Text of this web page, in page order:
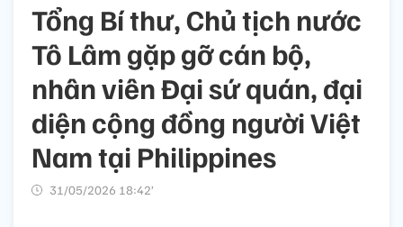
Tổng Bí thư, Chủ tịch nước
Tô Lâm gặp gỡ cán bộ,
nhân viên Đại sứ quán, đại
diện cộng đồng người Việt
Nam tại Philippines
31/05/2026 18:42’